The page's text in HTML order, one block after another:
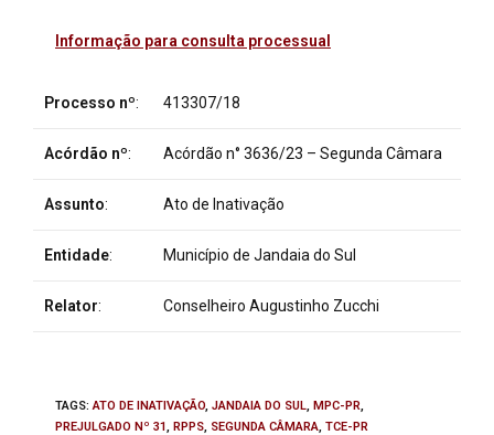
Informação para consulta processual
Processo nº: 413307/18
Acórdão nº: Acórdão n° 3636/23 – Segunda Câmara
Assunto: Ato de Inativação
Entidade: Município de Jandaia do Sul
Relator: Conselheiro Augustinho Zucchi
TAGS:ATO DE INATIVAÇÃO, JANDAIA DO SUL, MPC-PR,
PREJULGADO Nº 31, RPPS, SEGUNDA CÂMARA, TCE-PR